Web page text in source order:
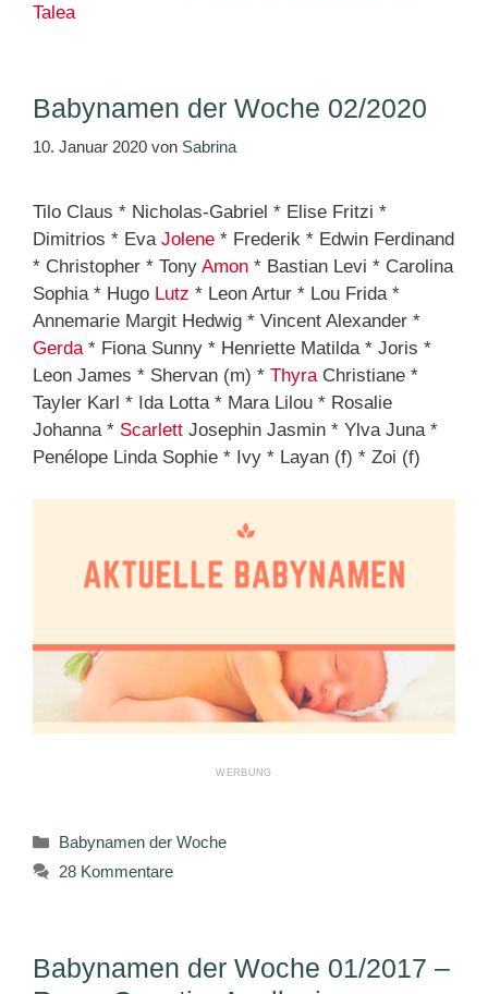
Talea
Babynamen der Woche 02/2020
10. Januar 2020 von Sabrina
Tilo Claus * Nicholas-Gabriel * Elise Fritzi *
Dimitrios * Eva Jolene * Frederik * Edwin Ferdinand
* Christopher * Tony Amon * Bastian Levi * Carolina
Sophia * Hugo Lutz * Leon Artur * Lou Frida *
Annemarie Margit Hedwig * Vincent Alexander *
Gerda* Fiona Sunny * Henriette Matilda * Joris *
Leon James * Shervan (m) * ThyraChristiane *
Tayler Karl * Ida Lotta * Mara Lilou * Rosalie
Johanna * Scarlett Josephin Jasmin * Ylva Juna *
Penélope Linda Sophie * Ivy * Layan (f) * Zoi (f)
Kategorien
Babynamen der Woche
28 Kommentare
Babynamen der Woche 01/2017 –